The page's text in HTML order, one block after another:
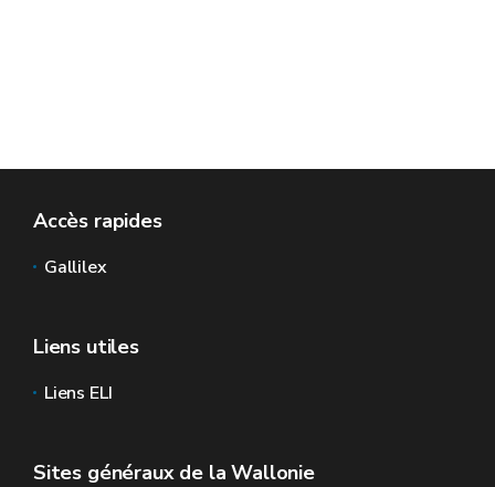
Accès rapides
Gallilex
Liens utiles
Liens ELI
Sites généraux de la Wallonie